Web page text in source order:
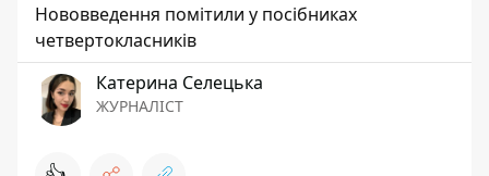
Нововведення помітили у посібниках
четвертокласників
Катерина Селецька
ЖУРНАЛІСТ